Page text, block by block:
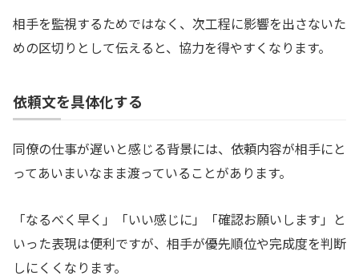
相手を監視するためではなく、次工程に影響を出さないた
めの区切りとして伝えると、協力を得やすくなります。
依頼文を具体化する
同僚の仕事が遅いと感じる背景には、依頼内容が相手にと
ってあいまいなまま渡っていることがあります。
「なるべく早く」「いい感じに」「確認お願いします」と
いった表現は便利ですが、相手が優先順位や完成度を判断
しにくくなります。